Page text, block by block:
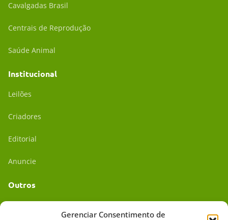
Gerenciar Consentimento de
Cavalgadas Brasil
Centrais de Reprodução
Saúde Animal
Institucional
Leilões
Criadores
Editorial
Anuncie
Outros